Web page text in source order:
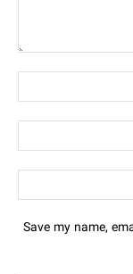
Save my name,